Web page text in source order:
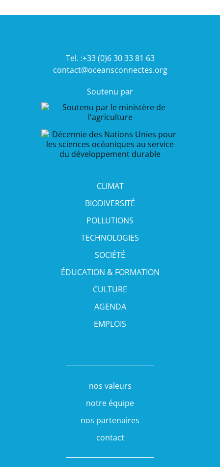
Tel. :+33 (0)6 30 33 81 63
contact@oceansconnectes.org
Soutenu par
CLIMAT
BIODIVERSITÉ
POLLUTIONS
TECHNOLOGIES
SOCIÉTÉ
ÉDUCATION & FORMATION
CULTURE
AGENDA
EMPLOIS
nos valeurs
notre équipe
nos partenaires
contact